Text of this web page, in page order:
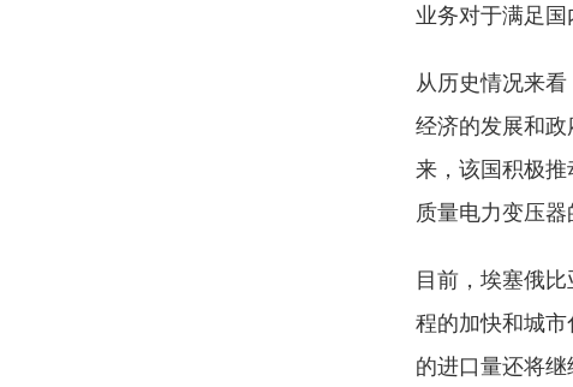
业务对于满足国
从历史情况来
经济的发展和
来，该国积极
质量电力变压器
目前，埃塞俄
程的加快和城
的进口量还将继